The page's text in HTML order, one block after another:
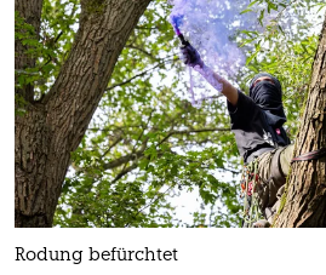
Rodung befürchtet